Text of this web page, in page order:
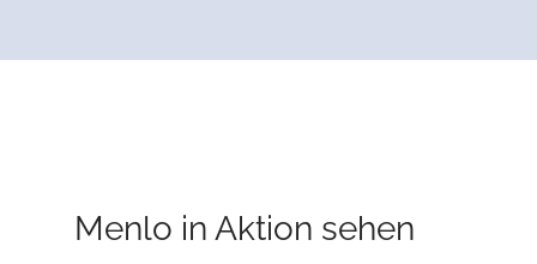
Menlo in Aktion sehen